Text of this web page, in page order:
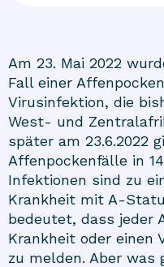
Am 23. Mai 2022
Fall einer
Virusinfektion, die
West- und
später am 23.6.2022
Affenpockenfälle in
Infektionen sind zu
Krankheit mit A-
bedeutet, dass jeder
Krankheit oder einen
zu melden. Aber was